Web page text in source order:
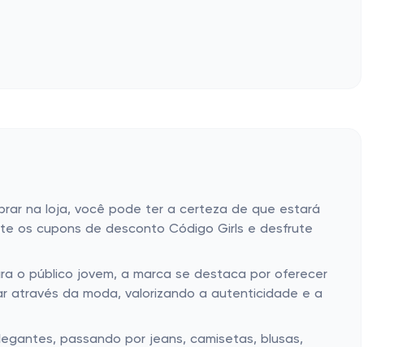
na loja, você pode ter a certeza de que estará
os cupons de desconto Código Girls e desfrute
o público jovem, a marca se destaca por oferecer
através da moda, valorizando a autenticidade e a
passando por jeans, camisetas, blusas,